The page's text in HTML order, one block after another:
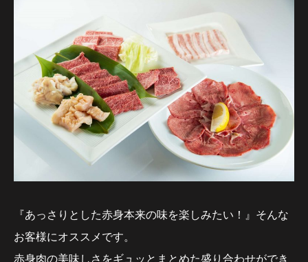
『あっさりとした赤身本来の味を楽しみたい！』そんな
お客様にオススメです。
赤身肉の美味しさをギュッとまとめた盛り合わせができ